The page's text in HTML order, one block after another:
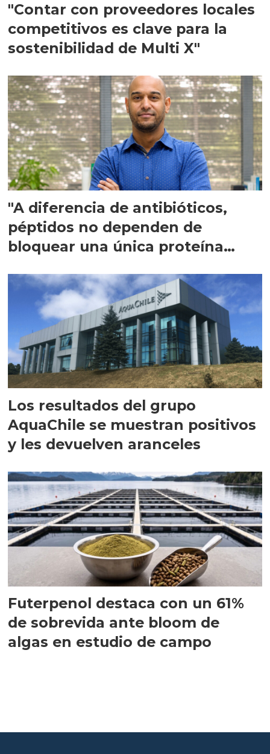
"Contar con proveedores locales
competitivos es clave para la
sostenibilidad de Multi X"
"A diferencia de antibióticos,
péptidos no dependen de
bloquear una única proteína
Los resultados del grupo
AquaChile se muestran positivos
y les devuelven aranceles
Futerpenol destaca con un 61%
de sobrevida ante bloom de
algas en estudio de campo